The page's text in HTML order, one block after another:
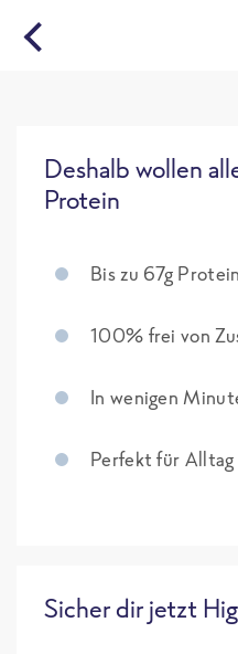
Deshalb wollen
Protein
Bis zu 67g
100% frei von
In wenigen
Perfekt für Alltag
Sicher dir jetzt